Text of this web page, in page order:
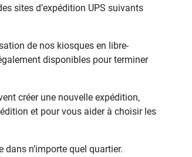
sites d’expédition UPS suivants
de nos kiosques en libre-
disponibles pour terminer
créer une nouvelle expédition,
et pour vous aider à choisir les
dans n’importe quel quartier.